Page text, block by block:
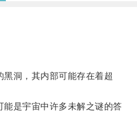
洞，其内部可能存在着超
是宇宙中许多未解之谜的答